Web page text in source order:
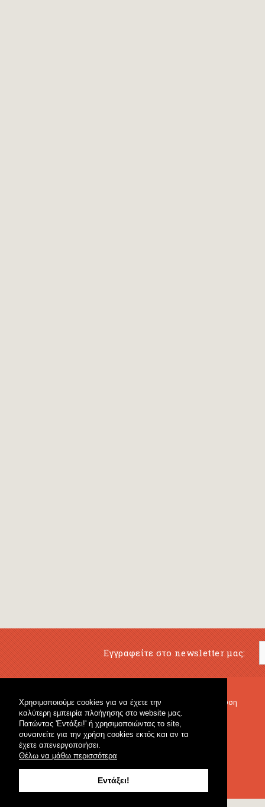
Χρησιμοποιούμε cookies για να έχετε την
καλύτερη εμπειρία πλοήγησης στο website μας.
Πατώντας 'Εντάξει!' ή χρησιμοποιώντας το site,
συναινείτε για την χρήση cookies εκτός και αν τα
έχετε απενεργοποιήσει.
Θέλω να μάθω περισσότερα
Εντάξει!
Εγγραφείτε στο newsletter μας:
Μουσικό Βιβλιοπωλείο
Κρουστά & Εκπαιδευτικό Υλικό
Γενικό Βιβλιοπωλείο
Μουσική Εκπαίδευση
Fagotto Blog